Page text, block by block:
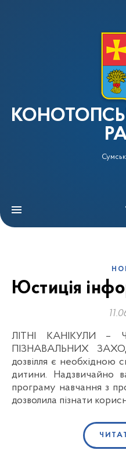
Юстиція
ЛІТНІ КАНІКУЛИ – ЧАС ДЛЯ ЦІКАВИХ ТА
ПІЗНАВАЛЬНИХ
дозвілля є необхідною
дитини. Надзвичайно
програму навчання з
дозволила пізнати